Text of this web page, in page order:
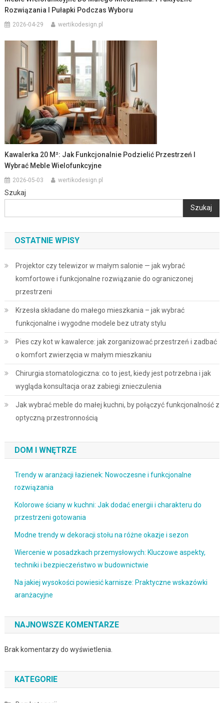
Rozwiązania I Pułapki Podczas Wyboru
2026-04-29 wertikodesign.pl
Kawalerka 20 M²: Jak Funkcjonalnie Podzielić Przestrzeń I
Wybrać Meble Wielofunkcyjne
2026-05-03 wertikodesign.pl
Szukaj
Szukaj
OSTATNIE WPISY
Projektor czy telewizor w małym salonie — jak wybrać
komfortowe i funkcjonalne rozwiązanie do ograniczonej
przestrzeni
Krzesła składane do małego mieszkania – jak wybrać
funkcjonalne i wygodne modele bez utraty stylu
Pies czy kot w kawalerce: jak zorganizować przestrzeń i zadbać
o komfort zwierzęcia w małym mieszkaniu
Chirurgia stomatologiczna: co to jest, kiedy jest potrzebna i jak
wygląda konsultacja oraz zabiegi znieczulenia
Jak wybrać meble do małej kuchni, by połączyć funkcjonalność z
optyczną przestronnością
DOM I WNĘTRZE
Trendy w aranżacji łazienek: Nowoczesne i funkcjonalne
rozwiązania
Kolorowe ściany w kuchni: Jak dodać energii i charakteru do
przestrzeni gotowania
Modne trendy w dekoracji stołu na różne okazje i sezon
Wiercenie w posadzkach przemysłowych: Kluczowe aspekty,
techniki i bezpieczeństwo w budownictwie
Na jakiej wysokości powiesić karnisze: Praktyczne wskazówki
aranżacyjne
NAJNOWSZE KOMENTARZE
Brak komentarzy do wyświetlenia.
KATEGORIE